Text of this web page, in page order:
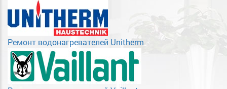
Ремонт водонагревателей Unitherm